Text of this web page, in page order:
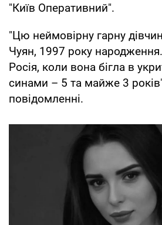
"Київ Оперативний".
"Цю неймовірну гарну
Чуян, 1997 року
Росія, коли вона бігла в
синами – 5 та майже 3
повідомленні.